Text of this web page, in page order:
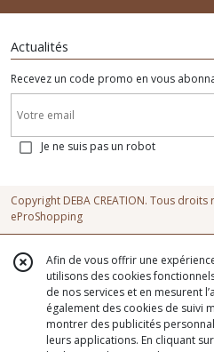
Actualités
Recevez un code promo en vous
Je ne suis pas un robot
Copyright DEBA CREATION. Tous
eProShopping
Afin de vous offrir une
utilisons des cookies
de nos services et en mesurent
également des cookies de suivi
montrer des publicités
leurs applications. En cliquant